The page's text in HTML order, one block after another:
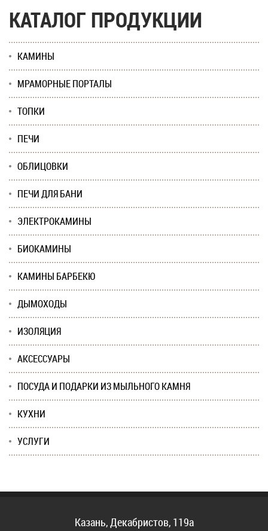
КАТАЛОГ ПРОДУКЦИИ
КАМИНЫ
МРАМОРНЫЕ ПОРТАЛЫ
ТОПКИ
ПЕЧИ
ОБЛИЦОВКИ
ПЕЧИ ДЛЯ БАНИ
ЭЛЕКТРОКАМИНЫ
БИОКАМИНЫ
КАМИНЫ БАРБЕКЮ
ДЫМОХОДЫ
ИЗОЛЯЦИЯ
АКСЕССУАРЫ
ПОСУДА И ПОДАРКИ ИЗ МЫЛЬНОГО КАМНЯ
КУХНИ
УСЛУГИ
Казань, Декабристов, 119а